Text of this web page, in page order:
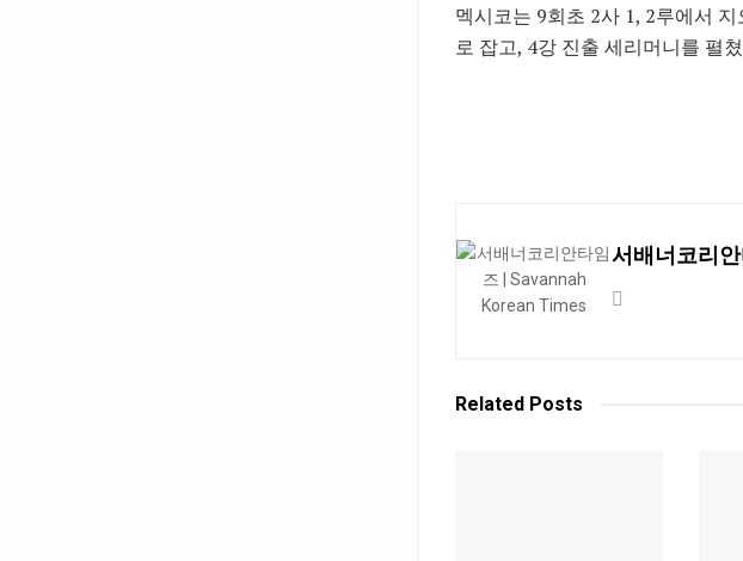
멕시코는 9회초 2사 1, 2루에서
로 잡고, 4강 진출 세리머니를 펼
서배너코리
Related Posts